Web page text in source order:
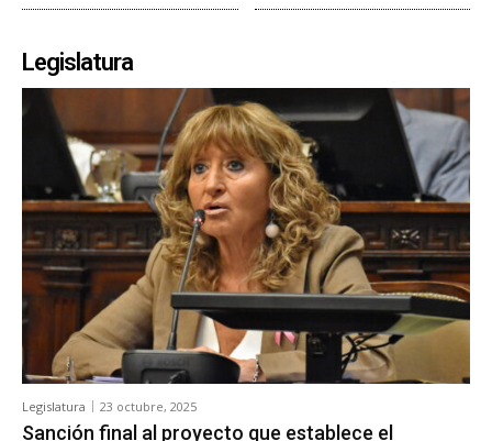
Legislatura
Legislatura 23 octubre, 2025
Sanción final al proyecto que establece el